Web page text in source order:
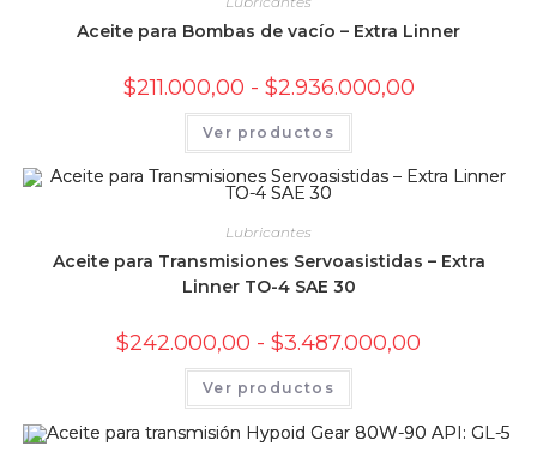
Aceite para Bombas de vacío – Extra Linner
$211.000,00 - $2.936.000,00Rango
hasta
$2.936.000,00
Ver productos
Este
tiene
múltiples
variantes.
pueden
elegir
en
de
producto
Lubricantes
Aceite para Transmisiones Servoasistidas – Extra
Linner TO-4 SAE 30
$242.000,00 - $3.487.000,00
hasta
Ver productos
Este
tiene
múltiples
variantes.